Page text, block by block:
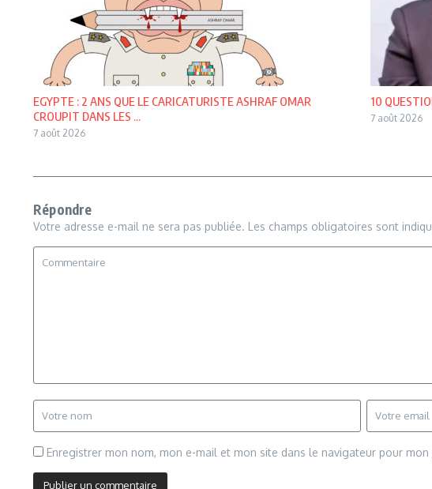
EGYPTE : 2 ANS QUE LE CARICATURISTE ASHRAF OMAR
CROUPIT DANS LES ...
7 août 2026
10
7 août 2026
Répondre
Votre adresse e-mail ne sera pas publiée. Les champs obligatoires sont
Enregistrer mon nom, mon e-mail et mon site dans le navigateur pour